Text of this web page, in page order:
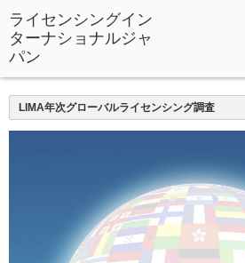
ライセンシングイン
ターナショナルジャ
パン
LIMA年次グローバルライセンシング調査